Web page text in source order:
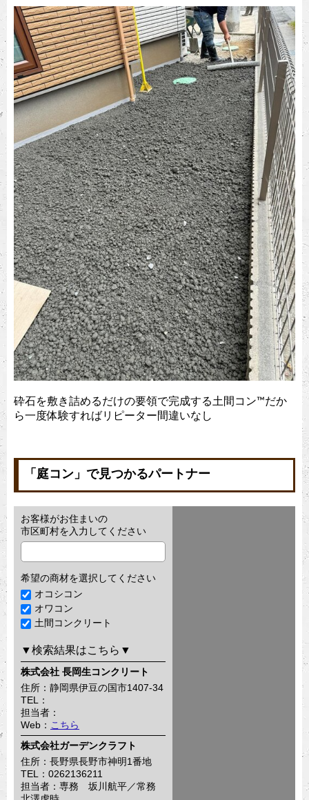
砕石を敷き詰めるだけの要領で完成する土間コン™︎だか
ら一度体験すればリピーター間違いなし
「庭コン」で見つかるパートナー